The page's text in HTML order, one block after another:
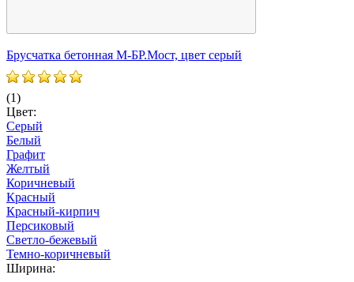
Брусчатка бетонная М-БР.Мост, цвет серый
(1)
Цвет:
Серый
Белый
Графит
Желтый
Коричневый
Красный
Красный-кирпич
Персиковый
Светло-бежевый
Темно-коричневый
Ширина: